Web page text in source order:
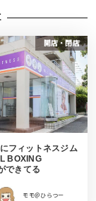
開店・閉店
フィットネスジム
BOXING
できてる
モモ＠ひらつー